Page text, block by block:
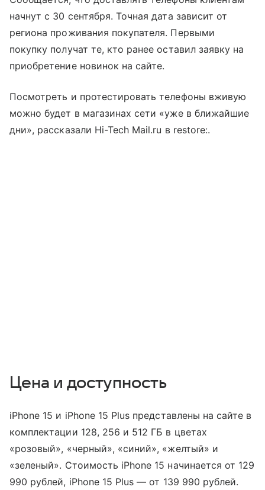
начнут с 30 сентября. Точная дата зависит от
региона проживания покупателя. Первыми
покупку получат те, кто ранее оставил заявку на
приобретение новинок на сайте.
Посмотреть и протестировать телефоны вживую
можно будет в магазинах сети «уже в ближайшие
дни», рассказали Hi-Tech Mail.ru в restore:.
Цена и доступность
iPhone 15 и iPhone 15 Plus представлены на сайте в
комплектации 128, 256 и 512 ГБ в цветах
«розовый», «черный», «синий», «желтый» и
«зеленый». Стоимость iPhone 15 начинается от 129
990 рублей, iPhone 15 Plus — от 139 990 рублей.